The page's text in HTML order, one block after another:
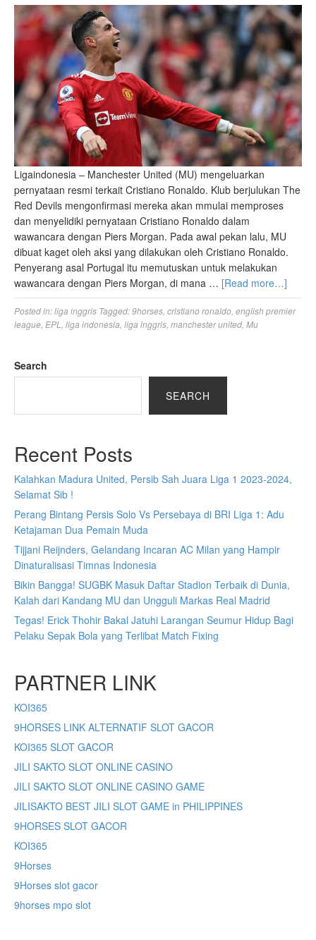
Ligaindonesia – Manchester United (MU) mengeluarkan
pernyataan resmi terkait Cristiano Ronaldo. Klub berjulukan The
Red Devils mengonfirmasi mereka akan mmulai memproses
dan menyelidiki pernyataan Cristiano Ronaldo dalam
wawancara dengan Piers Morgan. Pada awal pekan lalu, MU
dibuat kaget oleh aksi yang dilakukan oleh Cristiano Ronaldo.
Penyerang asal Portugal itu memutuskan untuk melakukan
wawancara dengan Piers Morgan, di mana … [Read more…]
Posted in:liga inggris Tagged:9horses cristiano ronaldo english premier
league EPL liga indonesia liga inggris manchester united Mu
Search
SEARCH
Recent Posts
Kalahkan Madura United, Persib Sah Juara Liga 1 2023-2024,
Selamat Sib !
Perang Bintang Persis Solo Vs Persebaya di BRI Liga 1: Adu
Ketajaman Dua Pemain Muda
Tijjani Reijnders, Gelandang Incaran AC Milan yang Hampir
Dinaturalisasi Timnas Indonesia
Bikin Bangga! SUGBK Masuk Daftar Stadion Terbaik di Dunia,
Kalah dari Kandang MU dan Ungguli Markas Real Madrid
Tegas! Erick Thohir Bakal Jatuhi Larangan Seumur Hidup Bagi
Pelaku Sepak Bola yang Terlibat Match Fixing
PARTNER LINK
KOI365
9HORSES LINK ALTERNATIF SLOT GACOR
KOI365 SLOT GACOR
JILI SAKTO SLOT ONLINE CASINO
JILI SAKTO SLOT ONLINE CASINO GAME
JILISAKTO BEST JILI SLOT GAME in PHILIPPINES
9HORSES SLOT GACOR
KOI365
9Horses
9Horses slot gacor
9horses mpo slot